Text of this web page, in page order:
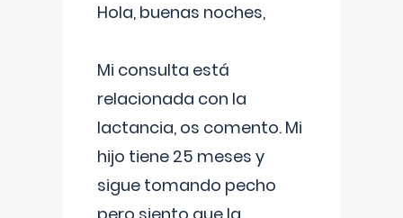
Hola, buenas noches,
Mi consulta está
relacionada con la
lactancia, os comento. Mi
hijo tiene 25 meses y
sigue tomando pecho